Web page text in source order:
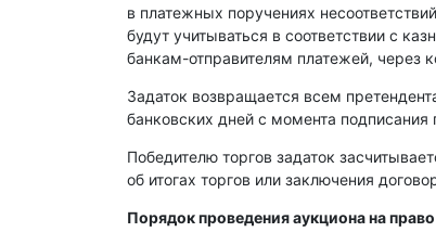
в платежных поручениях
будут учитываться в соответствии с
банкам-отправителям платежей, через
Задаток возвращается всем
банковских дней с момента подписания
Победителю торгов задаток
об итогах торгов или заключения
Порядок проведения аукциона на